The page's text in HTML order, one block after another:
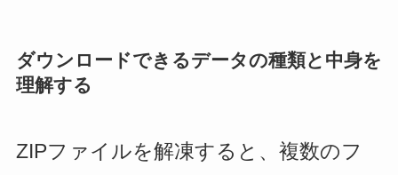
ダウンロードできるデータの種類と中身を
理解する
ZIPファイルを解凍すると、複数のフ